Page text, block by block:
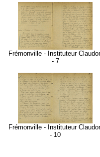
Frémonville - Instituteur
- 7
Frémonville - Instituteur
- 10